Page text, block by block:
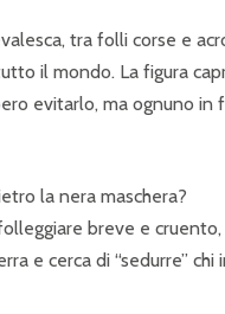
tra folli corse e
il mondo. La figura
evitarlo, ma ognuno in
la nera maschera?
breve e
e cerca di “sedurre” chi